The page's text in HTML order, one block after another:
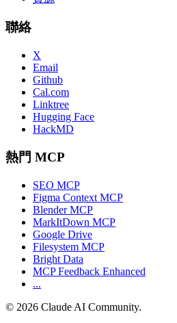
聯絡
X
Email
Github
Cal.com
Linktree
Hugging Face
HackMD
熱門 MCP
SEO MCP
Figma Context MCP
Blender MCP
MarkItDown MCP
Google Drive
Filesystem MCP
Bright Data
MCP Feedback Enhanced
...
© 2026 Claude AI Community.